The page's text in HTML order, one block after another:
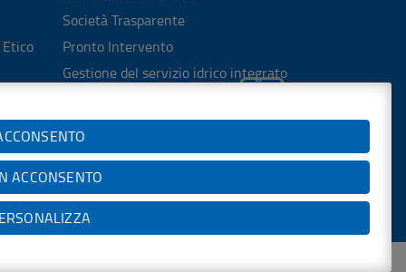
Help
Società Trasparente
Pronto Intervento
Gestione del servizio idrico integrato
Qualità dell’acqua
Contatti Newsletter
ACCONSENTO